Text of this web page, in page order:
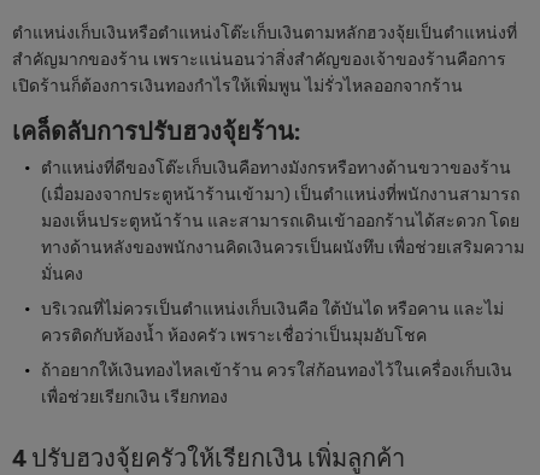
ตำแหน่งเก็บเงินหรือตำแหน่งโต๊ะเก็บเงินตามหลักฮวงจุ้ยเป็นตำแหน่งที่
สำคัญมากของร้าน เพราะแน่นอนว่าสิ่งสำคัญของเจ้าของร้านคือการ
เปิดร้านก็ต้องการเงินทองกำไรให้เพิ่มพูน ไม่รั่วไหลออกจากร้าน
เคล็ดลับการปรับฮวงจุ้ยร้าน:
ตำแหน่งที่ดีของโต๊ะเก็บเงินคือทางมังกรหรือทางด้านขวาของร้าน
(เมื่อมองจากประตูหน้าร้านเข้ามา) เป็นตำแหน่งที่พนักงานสามารถ
มองเห็นประตูหน้าร้าน และสามารถเดินเข้าออกร้านได้สะดวก โดย
ทางด้านหลังของพนักงานคิดเงินควรเป็นผนังทึบ เพื่อช่วยเสริมความ
มั่นคง
บริเวณที่ไม่ควรเป็นตำแหน่งเก็บเงินคือ ใต้บันได หรือคาน และไม่
ควรติดกับห้องน้ำ ห้องครัว เพราะเชื่อว่าเป็นมุมอับโชค
ถ้าอยากให้เงินทองไหลเข้าร้าน ควรใส่ก้อนทองไว้ในเครื่องเก็บเงิน
เพื่อช่วยเรียกเงิน เรียกทอง
4 ปรับฮวงจุ้ยครัวให้เรียกเงิน เพิ่มลูกค้า